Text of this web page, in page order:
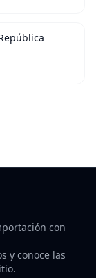
con
y conoce las